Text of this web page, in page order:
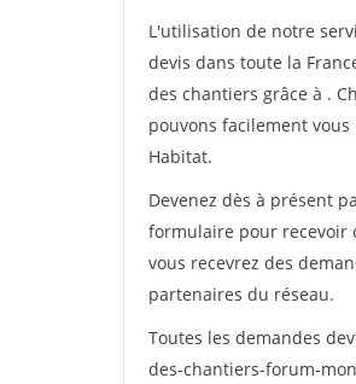
L'utilisation de notre
devis dans toute la
des chantiers grâce à .
pouvons facilement
Habitat.
Devenez dès à présent
formulaire pour recevoir
vous recevrez des
partenaires du réseau.
Toutes les demandes
des-chantiers-forum-